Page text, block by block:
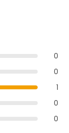
0
0
1
0
0